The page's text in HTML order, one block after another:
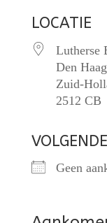
LOCATIE
Lutherse
Den Haag
Zuid-
2512 CB
Geen